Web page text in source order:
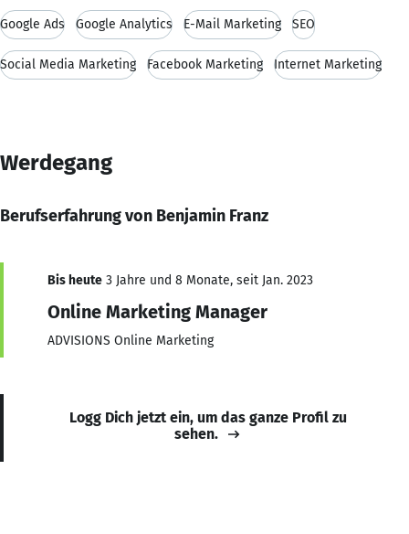
Google Ads Google Analytics E-Mail Marketing SEO
Social Media Marketing Facebook Marketing Internet Marketing
Werdegang
Berufserfahrung von Benjamin Franz
Bis heute 3 Jahre und 8 Monate, seit Jan. 2023
Online Marketing Manager
ADVISIONS Online Marketing
Logg Dich jetzt ein, um das ganze Profil zu
sehen.